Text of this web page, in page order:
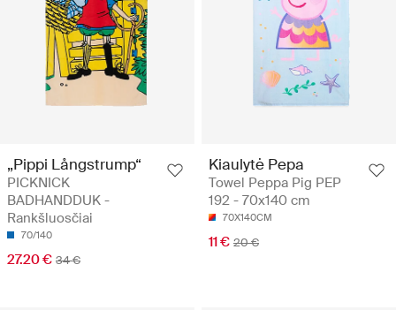
„Pippi Långstrump“
PICKNICK
BADHANDDUK -
Rankšluosčiai
70/140
27.20 € 34 €
Kiaulytė Pepa
Towel Peppa Pig PEP
192 - 70x140 cm
70X140CM
11 € 20 €